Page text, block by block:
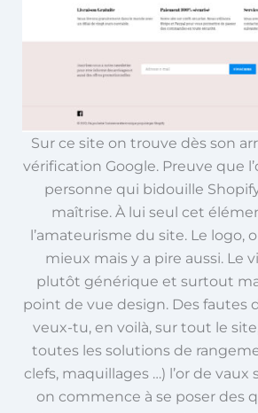
Sur ce site on trouve dès son
vérification Google. Preuve que
personne qui bidouille
maîtrise. À lui seul cet
l’amateurisme du site. Le logo,
mieux mais y a pire aussi. Le
plutôt générique et surtout
point de vue design. Des fautes
veux-tu, en voilà, sur tout le
toutes les solutions de
clefs, maquillages …) l’or de vaux
on commence à se poser des